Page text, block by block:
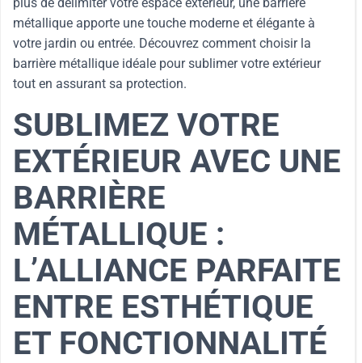
métallique apporte une touche moderne et élégante à
votre jardin ou entrée. Découvrez comment choisir la
barrière métallique idéale pour sublimer votre extérieur
tout en assurant sa protection.
SUBLIMEZ VOTRE
EXTÉRIEUR AVEC UNE
BARRIÈRE
MÉTALLIQUE :
L’ALLIANCE PARFAITE
ENTRE ESTHÉTIQUE
ET FONCTIONNALITÉ